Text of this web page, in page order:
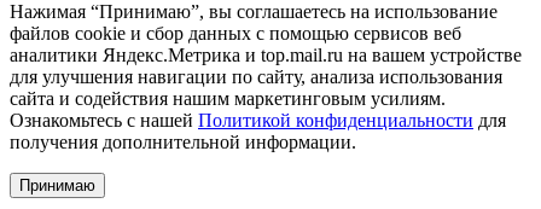
Нажимая “Принимаю”, вы соглашаетесь на использование
файлов cookie и сбор данных с помощью сервисов веб
аналитики Яндекс.Метрика и top.mail.ru на вашем устройстве
для улучшения навигации по сайту, анализа использования
сайта и содействия нашим маркетинговым усилиям.
Ознакомьтесь с нашей Политикой конфиденциальности для
получения дополнительной информации.
Принимаю